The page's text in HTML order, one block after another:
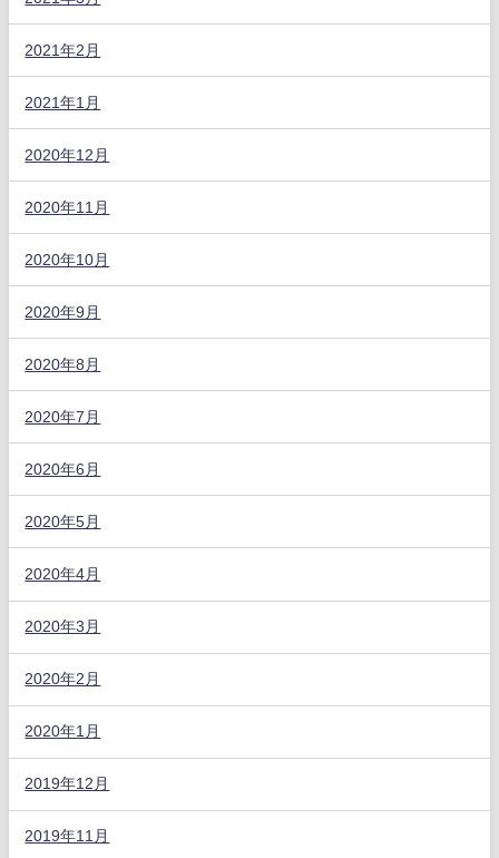
2021年2月
2021年1月
2020年12月
2020年11月
2020年10月
2020年9月
2020年8月
2020年7月
2020年6月
2020年5月
2020年4月
2020年3月
2020年2月
2020年1月
2019年12月
2019年11月